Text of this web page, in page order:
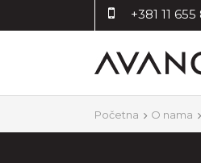
+381 11 655
Početna O nama